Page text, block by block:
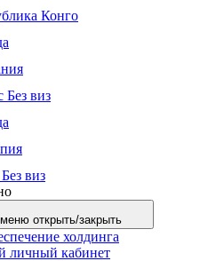
Конго
Без виз
Без виз
открыть/закрыть
холдинга
личный кабинет